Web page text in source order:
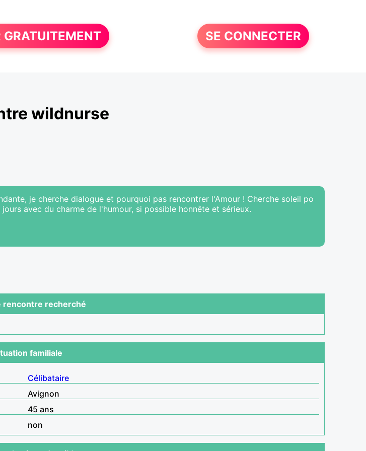
GRATUITEMENT SE CONNECTER
wildnurse
je cherche dialogue et pourquoi pas rencontrer l'Amour ! Cherche soleil po
avec du charme de l'humour, si possible honnête et sérieux.
rencontre recherché
familiale
Célibataire
Avignon
45 ans
non